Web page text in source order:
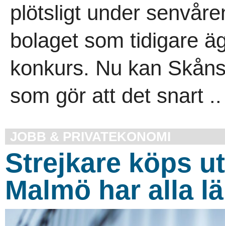
plötsligt under
bolaget som tidigare
konkurs. Nu kan
som gör att det snart ..
JOBB & PRIVATEKONOMI
Strejkare köps
Malmö har alla